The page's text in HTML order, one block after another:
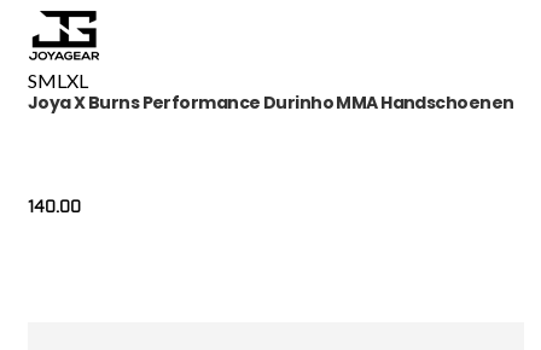
SML XL
Joya X Burns Performance Durinho MMA Handschoenen
140.00